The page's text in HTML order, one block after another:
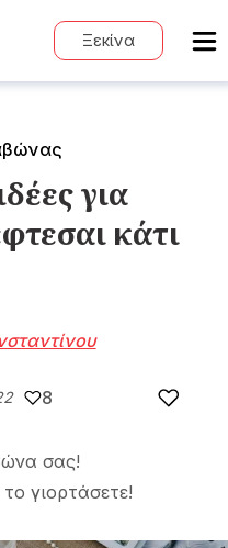
Ξεκίνα
για
κάτι
8
σας!
γιορτάσετε!